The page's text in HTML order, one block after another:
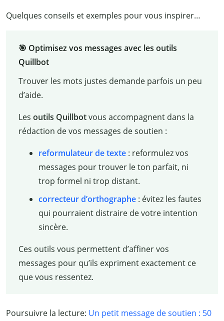
Quelques conseils et exemples pour vous inspirer…
🎯 Optimisez vos messages avec les outils
Quillbot
Trouver les mots justes demande parfois un peu
d’aide.
Les outils Quillbotvous accompagnent dans la
rédaction de vos messages de soutien :
reformulateur de texte: reformulez vos
messages pour trouver le ton parfait, ni
trop formel ni trop distant.
correcteur d’orthographe: évitez les fautes
qui pourraient distraire de votre intention
sincère.
Ces outils vous permettent d’affiner vos
messages pour qu’ils expriment exactement ce
que vous ressentez.
Poursuivre la lecture: Un petit message de soutien : 50